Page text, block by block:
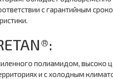
с гарантийным
полиамидом, высоко
и с холодным